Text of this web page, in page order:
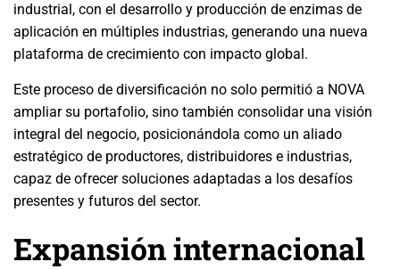
industrial, con el desarrollo y producción de enzimas de
aplicación en múltiples industrias, generando una nueva
plataforma de crecimiento con impacto global.
Este proceso de diversificación no solo permitió a NOVA
ampliar su portafolio, sino también consolidar una visión
integral del negocio, posicionándola como un aliado
estratégico de productores, distribuidores e industrias,
capaz de ofrecer soluciones adaptadas a los desafíos
presentes y futuros del sector.
Expansión internacional